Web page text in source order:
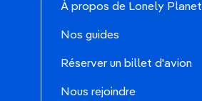
À propos de Lonely Planet
Nos guides
Réserver un billet d'avion
Nous rejoindre